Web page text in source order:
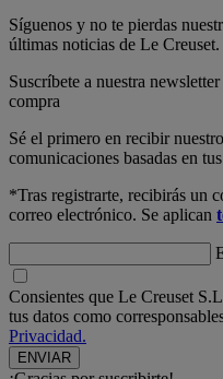
Síguenos y no te pierdas
últimas noticias de Le Creuset.
Suscríbete a nuestra
compra
Sé el primero en recibir
comunicaciones basadas en
*Tras registrarte, recibirás un
correo electrónico. Se aplican
Consientes que Le Creuset
tus datos como
Privacidad.